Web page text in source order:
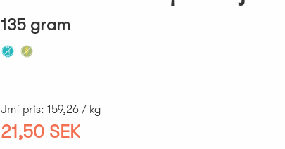
135 gram
Jmf pris: 159,26 / kg
21,50 SEK